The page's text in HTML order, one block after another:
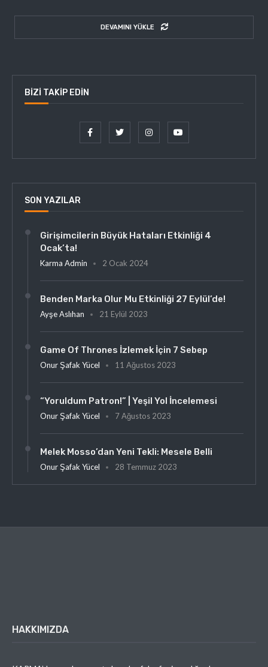
DEVAMINI YÜKLE
BIZI TAKIP EDIN
SON YAZILAR
Girişimcilerin Büyük Hataları Etkinliği 4
Ocak’ta!
Karma Admin 2 Ocak 2024
Benden Marka Olur Mu Etkinliği 27 Eylül’de!
Ayşe Aslıhan 21 Eylül 2023
Game Of Thrones İzlemek İçin 7 Sebep
Onur Şafak Yücel 11 Ağustos 2023
“Yoruldum Patron!” | Yeşil Yol İncelemesi
Onur Şafak Yücel 7 Ağustos 2023
Melek Mosso’dan Yeni Tekli: Mesele Belli
Onur Şafak Yücel 28 Temmuz 2023
HAKKIMIZDA